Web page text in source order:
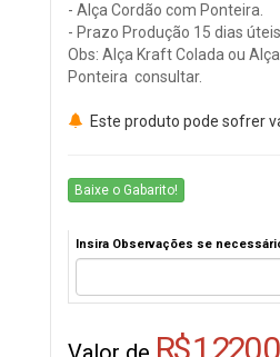
- Alça Cordão com Ponteira.
- Prazo Produção 15 dias úteis
Obs: Alça Kraft Colada ou
Ponteira consultar.
Este produto pode sofrer
Baixe o Gabarito!
Insira Observações se
R$